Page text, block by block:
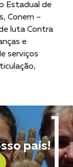
Estadual de
Conem –
luta Contra
e
serviços
país!